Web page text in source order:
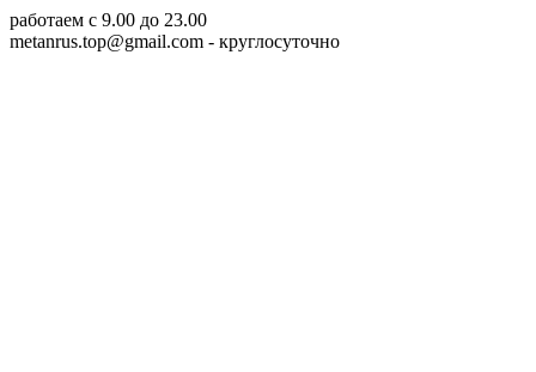
работаем c 9.00 до 23.00
metanrus.top@gmail.com - круглосуточно